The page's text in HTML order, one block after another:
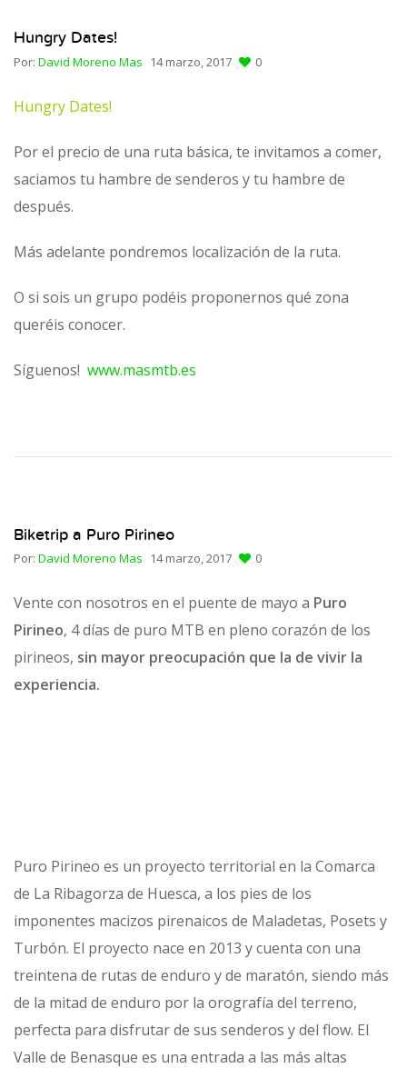
Hungry Dates!
Por: David Moreno Mas 14 marzo, 2017 0
Hungry Dates!
Por el precio de una ruta básica, te invitamos a comer,
saciamos tu hambre de senderos y tu hambre de
después.
Más adelante pondremos localización de la ruta.
O si sois un grupo podéis proponernos qué zona
queréis conocer.
Síguenos! www.masmtb.es
Biketrip a Puro Pirineo
Por: David Moreno Mas 14 marzo, 2017 0
Vente con nosotros en el puente de mayo a Puro
Pirineo, 4 días de puro MTB en pleno corazón de los
pirineos, sin mayor preocupación que la de vivir la
experiencia.
Puro Pirineo es un proyecto territorial en la Comarca
de La Ribagorza de Huesca, a los pies de los
imponentes macizos pirenaicos de Maladetas, Posets y
Turbón. El proyecto nace en 2013 y cuenta con una
treintena de rutas de enduro y de maratón, siendo más
de la mitad de enduro por la orografía del terreno,
perfecta para disfrutar de sus senderos y del flow. El
Valle de Benasque es una entrada a las más altas